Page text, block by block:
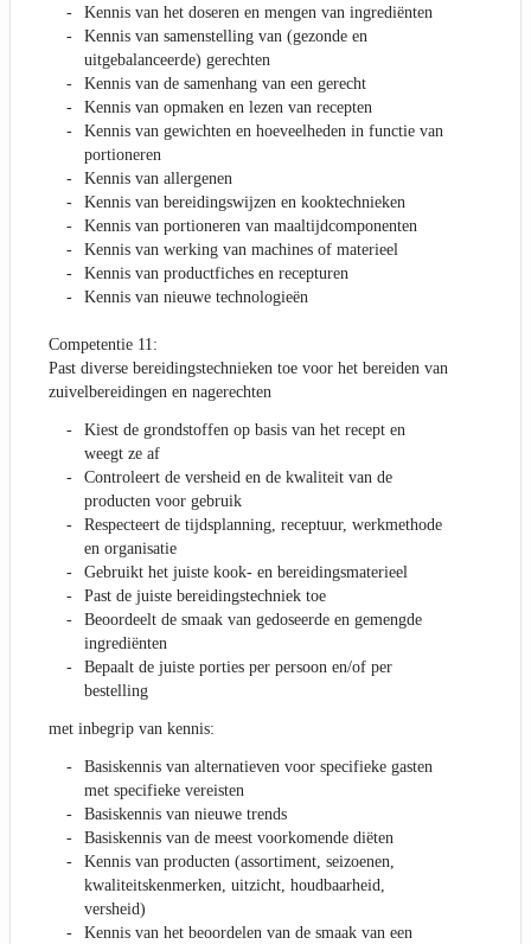
Kennis van het doseren en mengen van ingrediënten
Kennis van samenstelling van (gezonde en
uitgebalanceerde) gerechten
Kennis van de samenhang van een gerecht
Kennis van opmaken en lezen van recepten
Kennis van gewichten en hoeveelheden in functie van
portioneren
Kennis van allergenen
Kennis van bereidingswijzen en kooktechnieken
Kennis van portioneren van maaltijdcomponenten
Kennis van werking van machines of materieel
Kennis van productfiches en recepturen
Kennis van nieuwe technologieën
Competentie 11:
Past diverse bereidingstechnieken toe voor het bereiden van
zuivelbereidingen en nagerechten
Kiest de grondstoffen op basis van het recept en
weegt ze af
Controleert de versheid en de kwaliteit van de
producten voor gebruik
Respecteert de tijdsplanning, receptuur, werkmethode
en organisatie
Gebruikt het juiste kook- en bereidingsmaterieel
Past de juiste bereidingstechniek toe
Beoordeelt de smaak van gedoseerde en gemengde
ingrediënten
Bepaalt de juiste porties per persoon en/of per
bestelling
met inbegrip van kennis:
Basiskennis van alternatieven voor specifieke gasten
met specifieke vereisten
Basiskennis van nieuwe trends
Basiskennis van de meest voorkomende diëten
Kennis van producten (assortiment, seizoenen,
kwaliteitskenmerken, uitzicht, houdbaarheid,
versheid)
Kennis van het beoordelen van de smaak van een